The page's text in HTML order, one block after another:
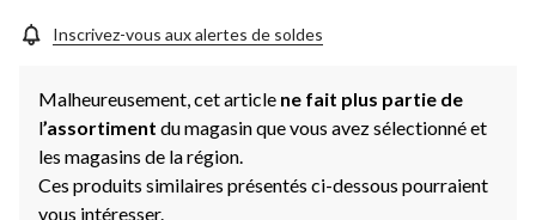
même
page.
Inscrivez-vous aux alertes de soldes
Malheureusement, cet article ne fait plus partie de
l’assortiment du magasin que vous avez sélectionné et
les magasins de la région.
Ces produits similaires présentés ci-dessous pourraient
vous intéresser.